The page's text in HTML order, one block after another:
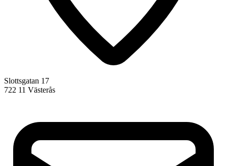
Slottsgatan 17
722 11 Västerås